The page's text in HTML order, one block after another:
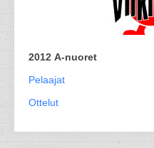
2012 A-nuoret
Pelaajat
Ottelut